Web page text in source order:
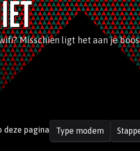
Misschien ligt het aan je
deze pagina Type modem